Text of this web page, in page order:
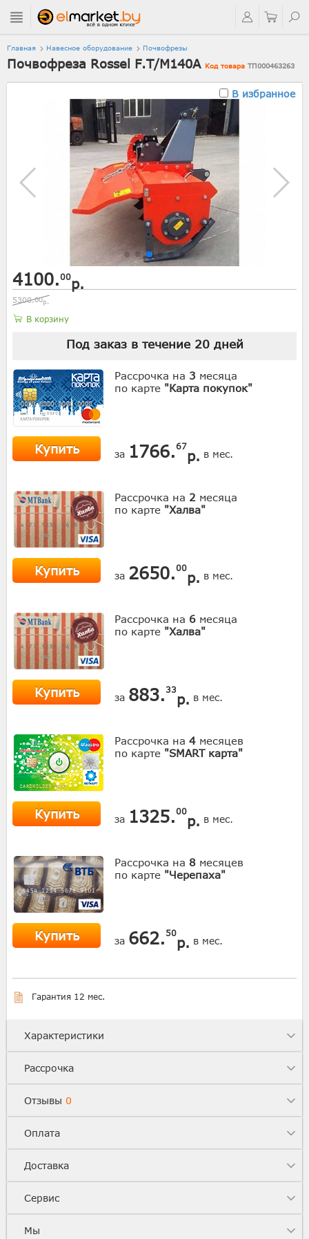
Главная Навесное оборудование Почвофрезы
Почвофреза Rossel F.T/M140A Код товара ТП000463263
В избранное
4100.00р.
5300.00р.
В корзину
Под заказ в течение 20дней
Рассрочка на 3 месяца
по карте "Карта покупок"
Купить за 1766.67
р. в мес.
Рассрочка на 2 месяца
по карте "Халва"
Купить за 2650.00
р. в мес.
Рассрочка на 6 месяца
по карте "Халва"
Купить за 883. 33
р. в мес.
Рассрочка на 4 месяцев
по карте "SMART карта"
Купить за 1325.00
р. в мес.
Рассрочка на 8 месяцев
по карте "Черепаха"
Купить за 662. 50
р. в мес.
Гарантия 12 мес.
Характеристики
Рассрочка
Отзывы 0
Оплата
Доставка
Сервис
Мы